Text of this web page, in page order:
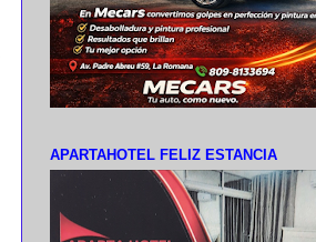
APARTAHOTEL FELIZ ESTANCIA